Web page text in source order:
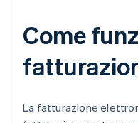
Come
La fatturazione